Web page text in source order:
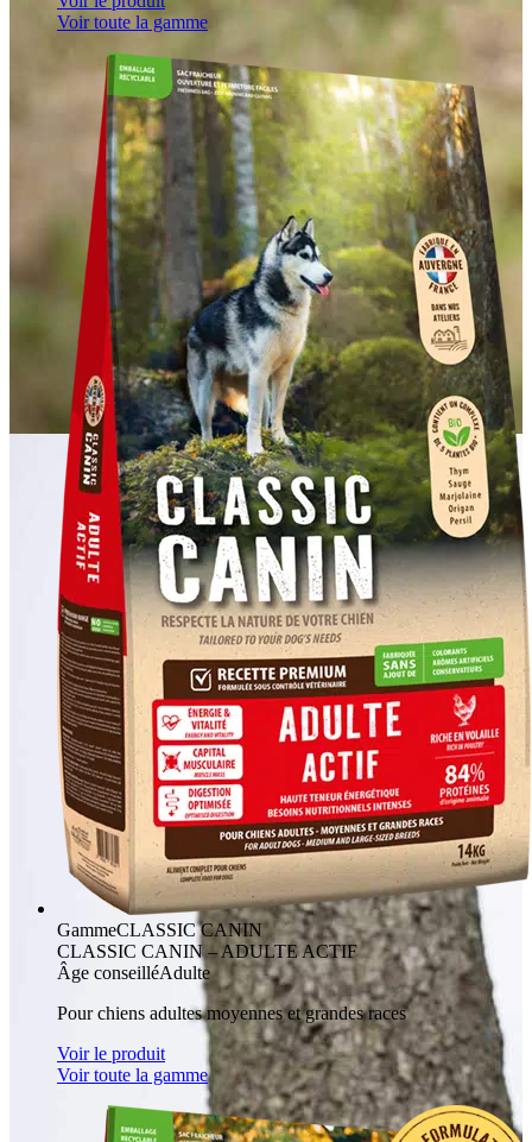
Voir toute la gamme
GammeCLASSIC CANIN
CLASSIC CANIN – ADULTE ACTIF
Âge conseilléAdulte
Pour chiens adultes moyennes et grandes races
Voir le produit
Voir toute la gamme